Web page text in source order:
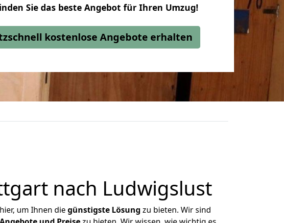
Sie das beste Angebot für Ihren Umzug!
kostenlose Angebote erhalten
nach Ludwigslust
um Ihnen diegünstigste Lösung zu bieten. Wir sind